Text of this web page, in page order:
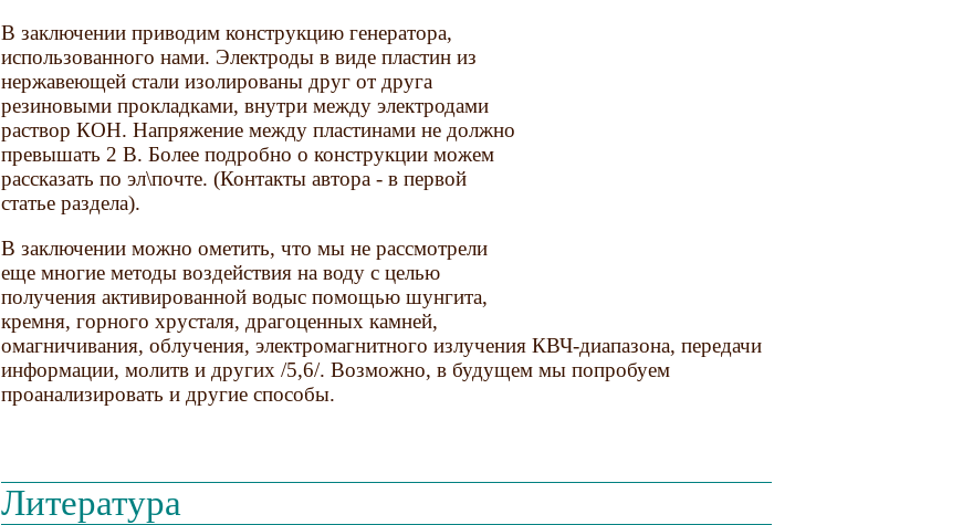
В заключении приводим конструкцию генератора,
использованного нами. Электроды в виде пластин из
нержавеющей стали изолированы друг от друга
резиновыми прокладками, внутри между электродами
раствор КОН. Напряжение между пластинами не должно
превышать 2 В. Более подробно о конструкции можем
рассказать по эл\почте. (Контакты автора - в первой
статье раздела).
В заключении можно ометить, что мы не рассмотрели
еще многие методы воздействия на воду с целью
получения активированной водыс помощью шунгита,
кремня, горного хрусталя, драгоценных камней,
омагничивания, облучения, электромагнитного излучения КВЧ-диапазона, передачи
информации, молитв и других /5,6/. Возможно, в будущем мы попробуем
проанализировать и другие способы.
Литература